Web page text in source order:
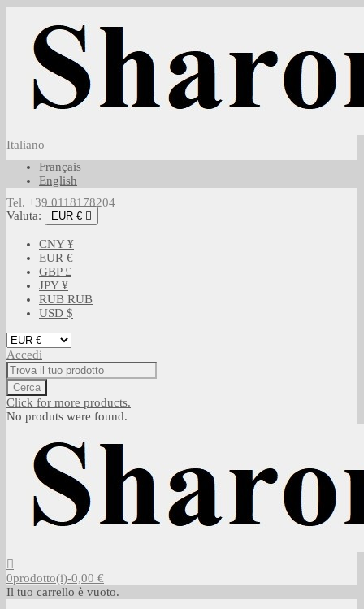
Italiano
Français
English
Tel. +39 0118178204
Valuta:
EUR € 
CNY ¥
EUR €
GBP £
JPY ¥
RUB RUB
USD $
Accedi
Cerca
Click for more products.
No produts were found.
0prodotto(i)-0,00 €
Il tuo carrello è vuoto.